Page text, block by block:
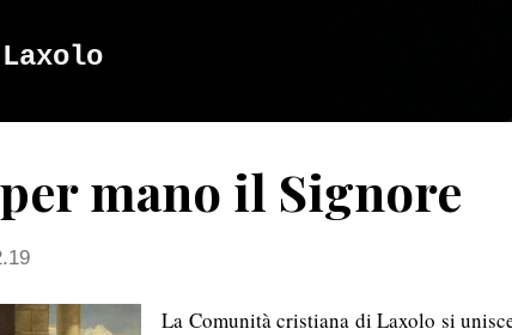
mano il Signore
La Comunità cristiana di Laxolo si